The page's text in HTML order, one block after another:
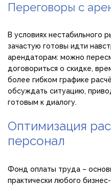
Переговоры с
В условиях нестабильного
зачастую готовы идти
арендаторам: можно
договориться о скидке,
более гибком графике
обсуждать ситуацию,
готовым к диалогу.
Оптимизация
персонал
Фонд оплаты труда –
практически любого